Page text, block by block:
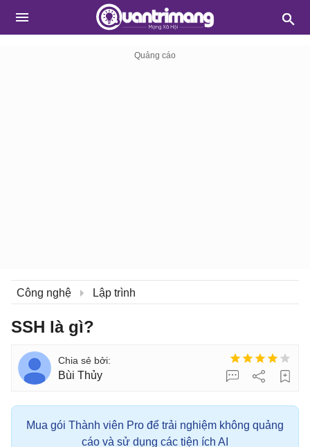
Công nghệ Lập trình
SSH là gì?
Bùi Thủy
Mua gói Thành viên Pro để trải nghiệm không quảng
cáo và sử dụng các tiện ích AI